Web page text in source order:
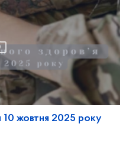
10 жовтня 2025 року